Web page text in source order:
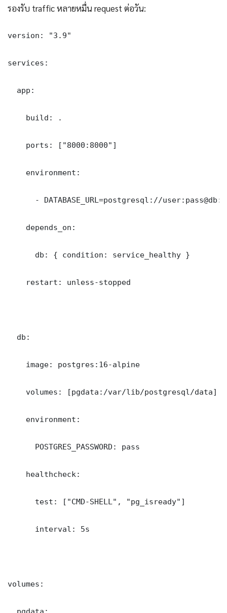
รองรับ traffic หลายหมื่น request ต่อวัน:
version: "3.9"
services:
  app:
    build: .
    ports: ["8000:8000"]
    environment:
- DATABASE_URL=postgresql://
    depends_on:
      db: { condition: service_healthy }
    restart: unless-stopped
  db:
    image: postgres:16-alpine
    volumes: [pgdata:/var/lib/postgresql/data]
    environment:
      POSTGRES_PASSWORD: pass
    healthcheck:
      test: ["CMD-SHELL", "pg_isready"]
      interval: 5s
volumes:
  pgdata: